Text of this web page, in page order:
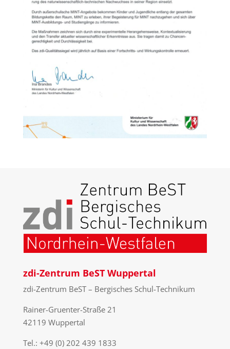
zdi-Zentrum BeST Wuppertal
zdi-Zentrum BeST – Bergisches Schul-Technikum
Rainer-Gruenter-Straße 21
42119 Wuppertal
Tel.: +49 (0) 202 439 1833